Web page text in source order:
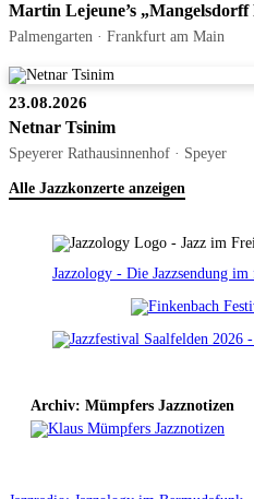
Martin Lejeune’s „Mangelsdorff
Palmengarten · Frankfurt am Main
23.08.2026
Netnar Tsinim
Speyerer Rathausinnenhof · Speyer
Alle Jazzkonzerte anzeigen
Jazzology - Die Jazzsendung
Archiv: Mümpfers Jazznotizen